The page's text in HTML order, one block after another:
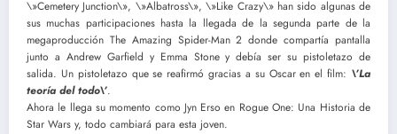
\»Cemetery Junction\», \»Albatross\», \»Like Crazy\» han sido algunas de
sus muchas participaciones hasta la llegada de la segunda parte de la
megaproducción The Amazing Spider-Man 2 donde compartía pantalla
junto a Andrew Garfield y Emma Stone y debía ser su pistoletazo de
salida. Un pistoletazo que se reafirmó gracias a su Oscar en el film: \’La
teoría del todo\’.
Ahora le llega su momento como Jyn Erso en Rogue One: Una Historia de
Star Wars y, todo cambiará para esta joven.